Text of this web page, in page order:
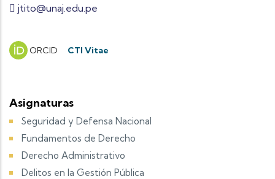
jtito@unaj.edu.pe
ORCID CTI Vitae
Asignaturas
Seguridad y Defensa Nacional
Fundamentos de Derecho
Derecho Administrativo
Delitos en la Gestión Pública